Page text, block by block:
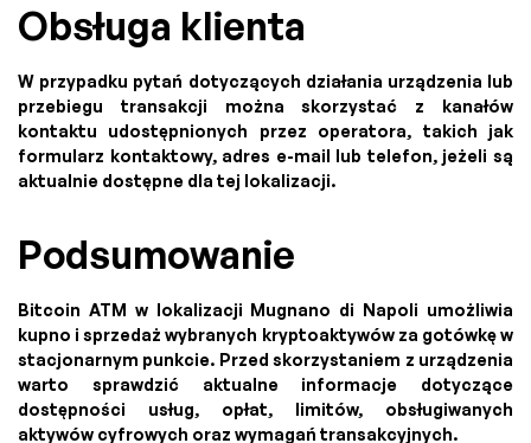
Obsługa klienta
W przypadku pytań dotyczących działania urządzenia lub
przebiegu transakcji można skorzystać z kanałów
kontaktu udostępnionych przez operatora, takich jak
formularz kontaktowy, adres e-mail lub telefon, jeżeli są
aktualnie dostępne dla tej lokalizacji.
Podsumowanie
Bitcoin ATM w lokalizacji Mugnano di Napoli umożliwia
kupno i sprzedaż wybranych kryptoaktywów za gotówkę w
stacjonarnym punkcie. Przed skorzystaniem z urządzenia
warto sprawdzić aktualne informacje dotyczące
dostępności usług, opłat, limitów, obsługiwanych
aktywów cyfrowych oraz wymagań transakcyjnych.